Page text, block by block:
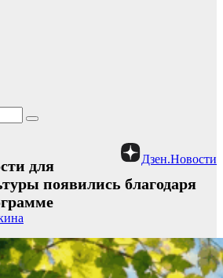
Дзен.Новости
для
появились благодаря